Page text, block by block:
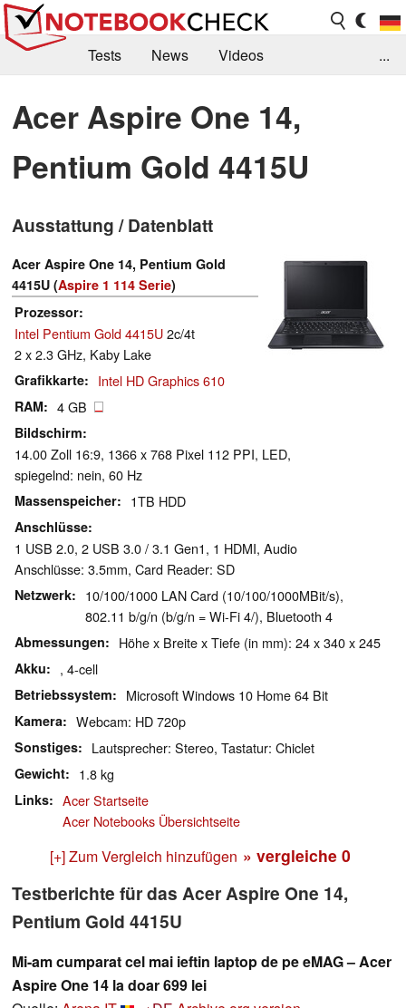
Tests News
Videos
Kaufberatung
Deals Suche
Jobs
Forum
...
Acer Aspire One 14,
Pentium Gold 4415U
Ausstattung / Datenblatt
Acer Aspire One 14, Pentium Gold
4415U (Aspire 1 114 Serie)
Prozessor
Intel Pentium Gold 4415U2c/4t
2 x 2.3 GHz, Kaby Lake
Grafikkarte Intel HD Graphics 610
RAM 4 GB
Bildschirm
14.00 Zoll 16:9, 1366 x 768 Pixel 112 PPI, LED,
spiegelnd: nein, 60 Hz
Massenspeicher 1TB HDD
Anschlüsse
1 USB 2.0, 2 USB 3.0 / 3.1 Gen1, 1 HDMI, Audio
Anschlüsse: 3.5mm, Card Reader: SD
Netzwerk
10/100/1000 LAN Card (10/100/1000MBit/s),
802.11 b/g/n (b/g/n = Wi-Fi 4/), Bluetooth 4
Abmessungen Höhe x Breite x Tiefe (in mm): 24 x 340 x 245
Akku , 4-cell
Betriebssystem Microsoft Windows 10 Home 64 Bit
Kamera Webcam: HD 720p
Sonstiges Lautsprecher: Stereo, Tastatur: Chiclet
Gewicht 1.8 kg
Links
Acer Startseite
Acer Notebooks Übersichtseite
[+] Zum Vergleich hinzufügen » vergleiche 0
Testberichte für das Acer Aspire One 14,
Pentium Gold 4415U
Mi-am cumparat cel mai ieftin laptop de pe eMAG – Acer
Aspire One 14 la doar 699 lei